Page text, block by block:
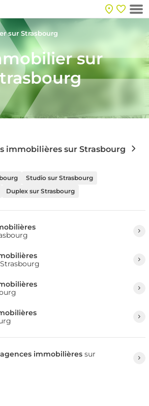
sur Strasbourg
sur
immobilières sur Strasbourg
Studio sur Strasbourg
Duplex sur Strasbourg
immobilièressur